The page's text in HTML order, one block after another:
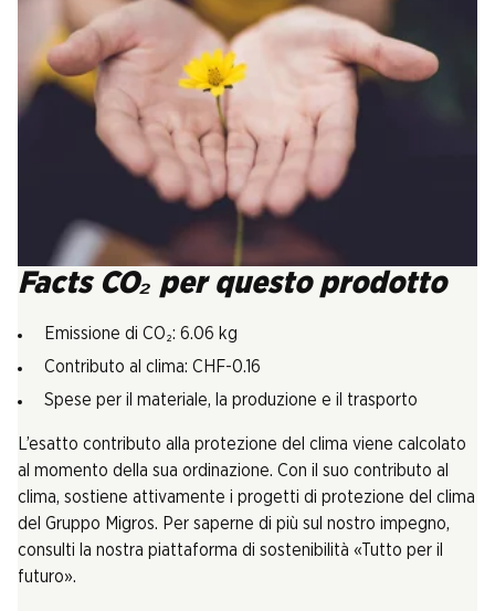
Facts CO₂ per questo prodotto
Emissione di CO₂: 6.06 kg
Contributo al clima: CHF-0.16
Spese per il materiale, la produzione e il trasporto
L’esatto contributo alla protezione del clima viene calcolato
al momento della sua ordinazione. Con il suo contributo al
clima, sostiene attivamente i progetti di protezione del clima
del Gruppo Migros. Per saperne di più sul nostro impegno,
consulti la nostra piattaforma di sostenibilità «Tutto per il
futuro».